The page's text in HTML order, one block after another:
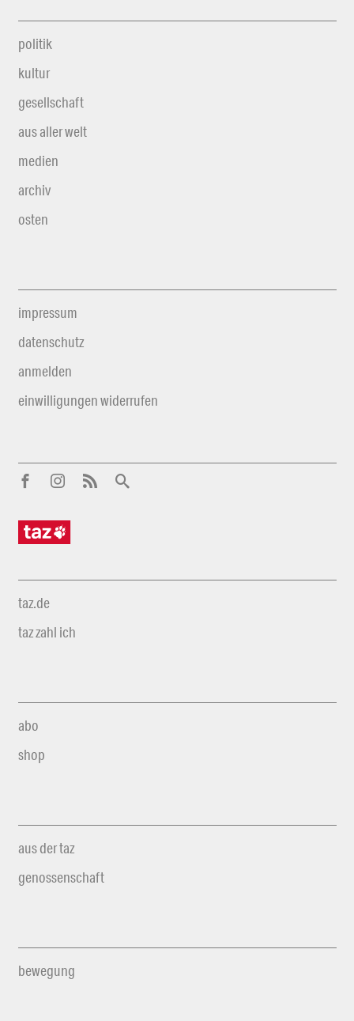
politik
kultur
gesellschaft
aus aller welt
medien
archiv
osten
impressum
datenschutz
anmelden
einwilligungen widerrufen
taz.de
taz zahl ich
abo
shop
aus der taz
genossenschaft
bewegung